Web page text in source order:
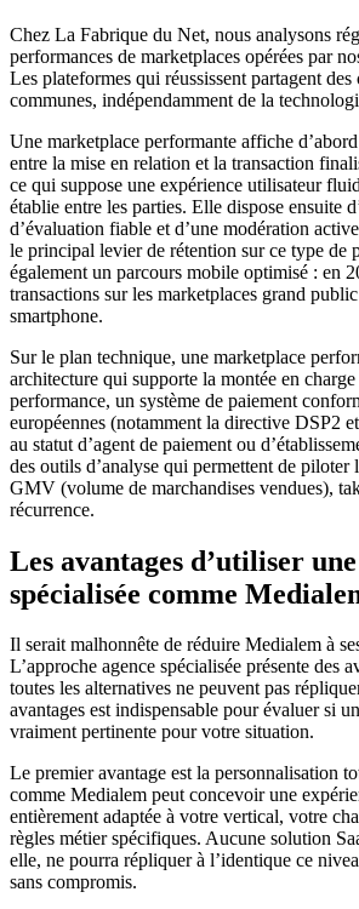
Chez La Fabrique du Net, nous analysons
performances de marketplaces opérées par
Les plateformes qui réussissent partagent des
communes, indépendamment de la
Une marketplace performante affiche
entre la mise en relation et la transaction
ce qui suppose une expérience utilisateur
établie entre les parties. Elle dispose ensuite
d’évaluation fiable et d’une modération
le principal levier de rétention sur ce type de
également un parcours mobile optimisé : en
transactions sur les marketplaces grand
smartphone.
Sur le plan technique, une marketplace
architecture qui supporte la montée en
performance, un système de paiement
européennes (notamment la directive DSP2
au statut d’agent de paiement ou
des outils d’analyse qui permettent de piloter
GMV (volume de marchandises vendues),
récurrence.
Les avantages d’utiliser
spécialisée comme
Il serait malhonnête de réduire Medialem à
L’approche agence spécialisée présente des
toutes les alternatives ne peuvent pas
avantages est indispensable pour évaluer si
vraiment pertinente pour votre situation.
Le premier avantage est la personnalisation
comme Medialem peut concevoir une
entièrement adaptée à votre vertical, votre
règles métier spécifiques. Aucune solution
elle, ne pourra répliquer à l’identique ce
sans compromis.